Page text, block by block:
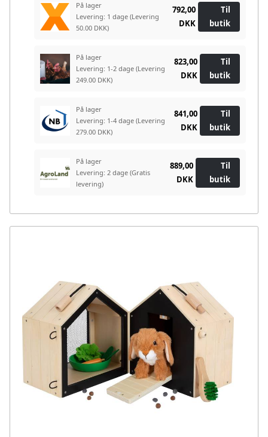
På lager
Levering: 1 dage (Levering
50.00 DKK)
792,00
DKK
Til
butik
På lager
Levering: 1-2 dage (Levering
249.00 DKK)
823,00
DKK
Til
butik
På lager
Levering: 1-4 dage (Levering
279.00 DKK)
841,00
DKK
Til
butik
På lager
Levering: 2 dage (Gratis
levering)
889,00
DKK
Til
butik